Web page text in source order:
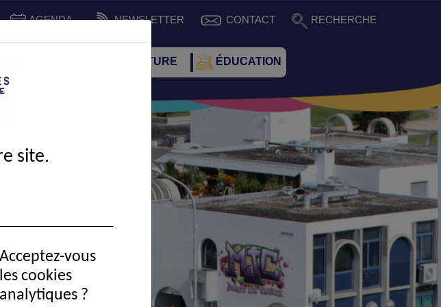
AGENDA NEWSLETTER CONTACT RECHERCHE
VIE SPORT ET CULTURE ÉDUCATION
Aragon
site.
Acceptez-vous
les cookies
analytiques ?